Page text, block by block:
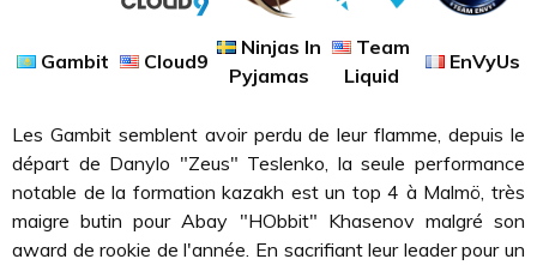
Gambit Cloud9
Ninjas In
Pyjamas
Team
Liquid
EnVyUs
Les Gambit semblent avoir perdu de leur flamme, depuis le
départ de Danylo "Zeus" Teslenko, la seule performance
notable de la formation kazakh est un top 4 à Malmö, très
maigre butin pour Abay "HObbit" Khasenov malgré son
award de rookie de l'année. En sacrifiant leur leader pour un